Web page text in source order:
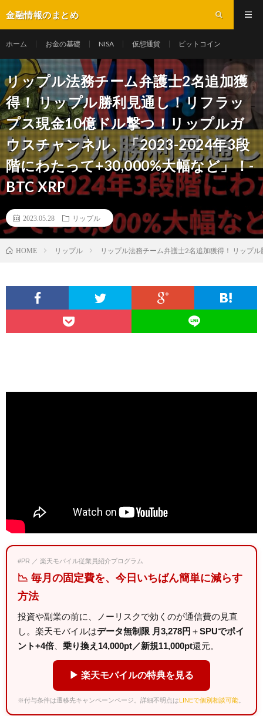
金融情報のまとめ
ホーム お金の基礎 NISA 仮想通貨 ビットコイン
リップル法務チーム弁護士2名追加獲
得！ リップル勝利見通し！リフラッ
プス現金10億ドル撃つ！リップルガ
ウスチャンネル、「2023-2024年3段
階にわたって+30,000%大幅など」！-
BTC XRP
2023.05.28 リップル
HOME リップル リップル法務チーム弁護士2名追加獲得！ リップ
#PR ／ 楽天モバイル従業員紹介プログラム
📉 毎月の固定費を、今日いちばん簡単に減らす
方法
投資や副業の前に、ノーリスクで効くのが通信費の見直
し。楽天モバイルはデータ無制限 月3,278円 ＋SPUでポイ
ント+4倍
乗り換え14,000pt／新規11,000pt還元。
▶ 楽天モバイルの特典を見る
※付与条件は遷移先キャンペーンページ。詳細不明点はLINEで個別相談可能